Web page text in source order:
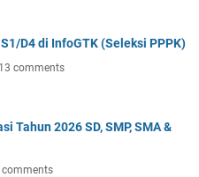
D4 di InfoGTK (Seleksi PPPK)
comments
Tahun 2026 SD, SMP, SMA &
comments